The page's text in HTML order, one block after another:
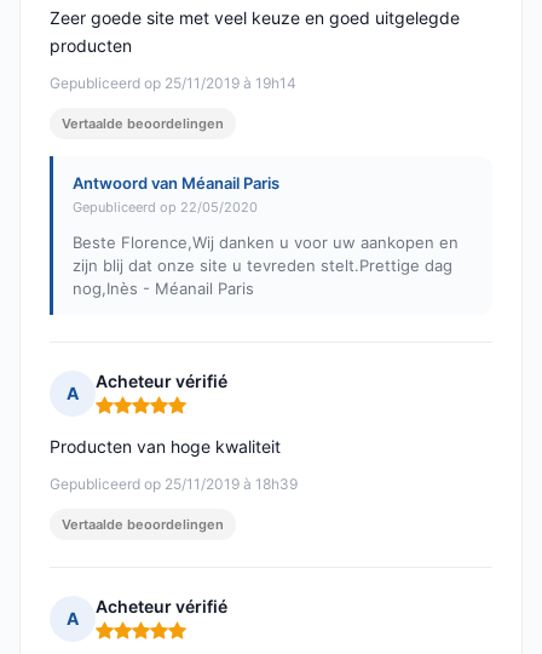
Gepubliceerd op 25/11/2019 à 19h14
Zeer goede site met veel keuze en goed uitgelegde
producten
Vertaalde beoordelingen
Antwoord van Méanail Paris
Gepubliceerd op 22/05/2020
Beste Florence,Wij danken u voor uw aankopen en
zijn blij dat onze site u tevreden stelt.Prettige dag
nog,Inès - Méanail Paris
A
Acheteur vérifié
Opmerking: 5 van 5
Gepubliceerd op 25/11/2019 à 18h39
Producten van hoge kwaliteit
Vertaalde beoordelingen
A
Acheteur vérifié
Opmerking: 5 van 5